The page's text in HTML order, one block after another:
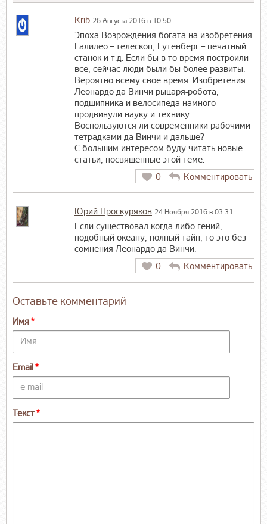
Krib 26 Августа 2016 в 10:50
Эпоха Возрождения богата на изобретения.
Галилео – телескоп, Гутенберг – печатный
станок и т.д. Если бы в то время построили
все, сейчас люди были бы более развиты.
Вероятно всему своё время. Изобретения
Леонардо да Винчи рыцаря-робота,
подшипника и велосипеда намного
продвинули науку и технику.
Воспользуются ли современники рабочими
тетрадками да Винчи и дальше?
С большим интересом буду читать новые
статьи, посвященные этой теме.
0
Комментировать
Юрий Проскуряков 24 Ноября 2016 в 03:31
Если существовал когда-либо гений,
подобный океану, полный тайн, то это без
сомнения Леонардо да Винчи.
0
Комментировать
Оставьте комментарий
Имя
Email
Текст